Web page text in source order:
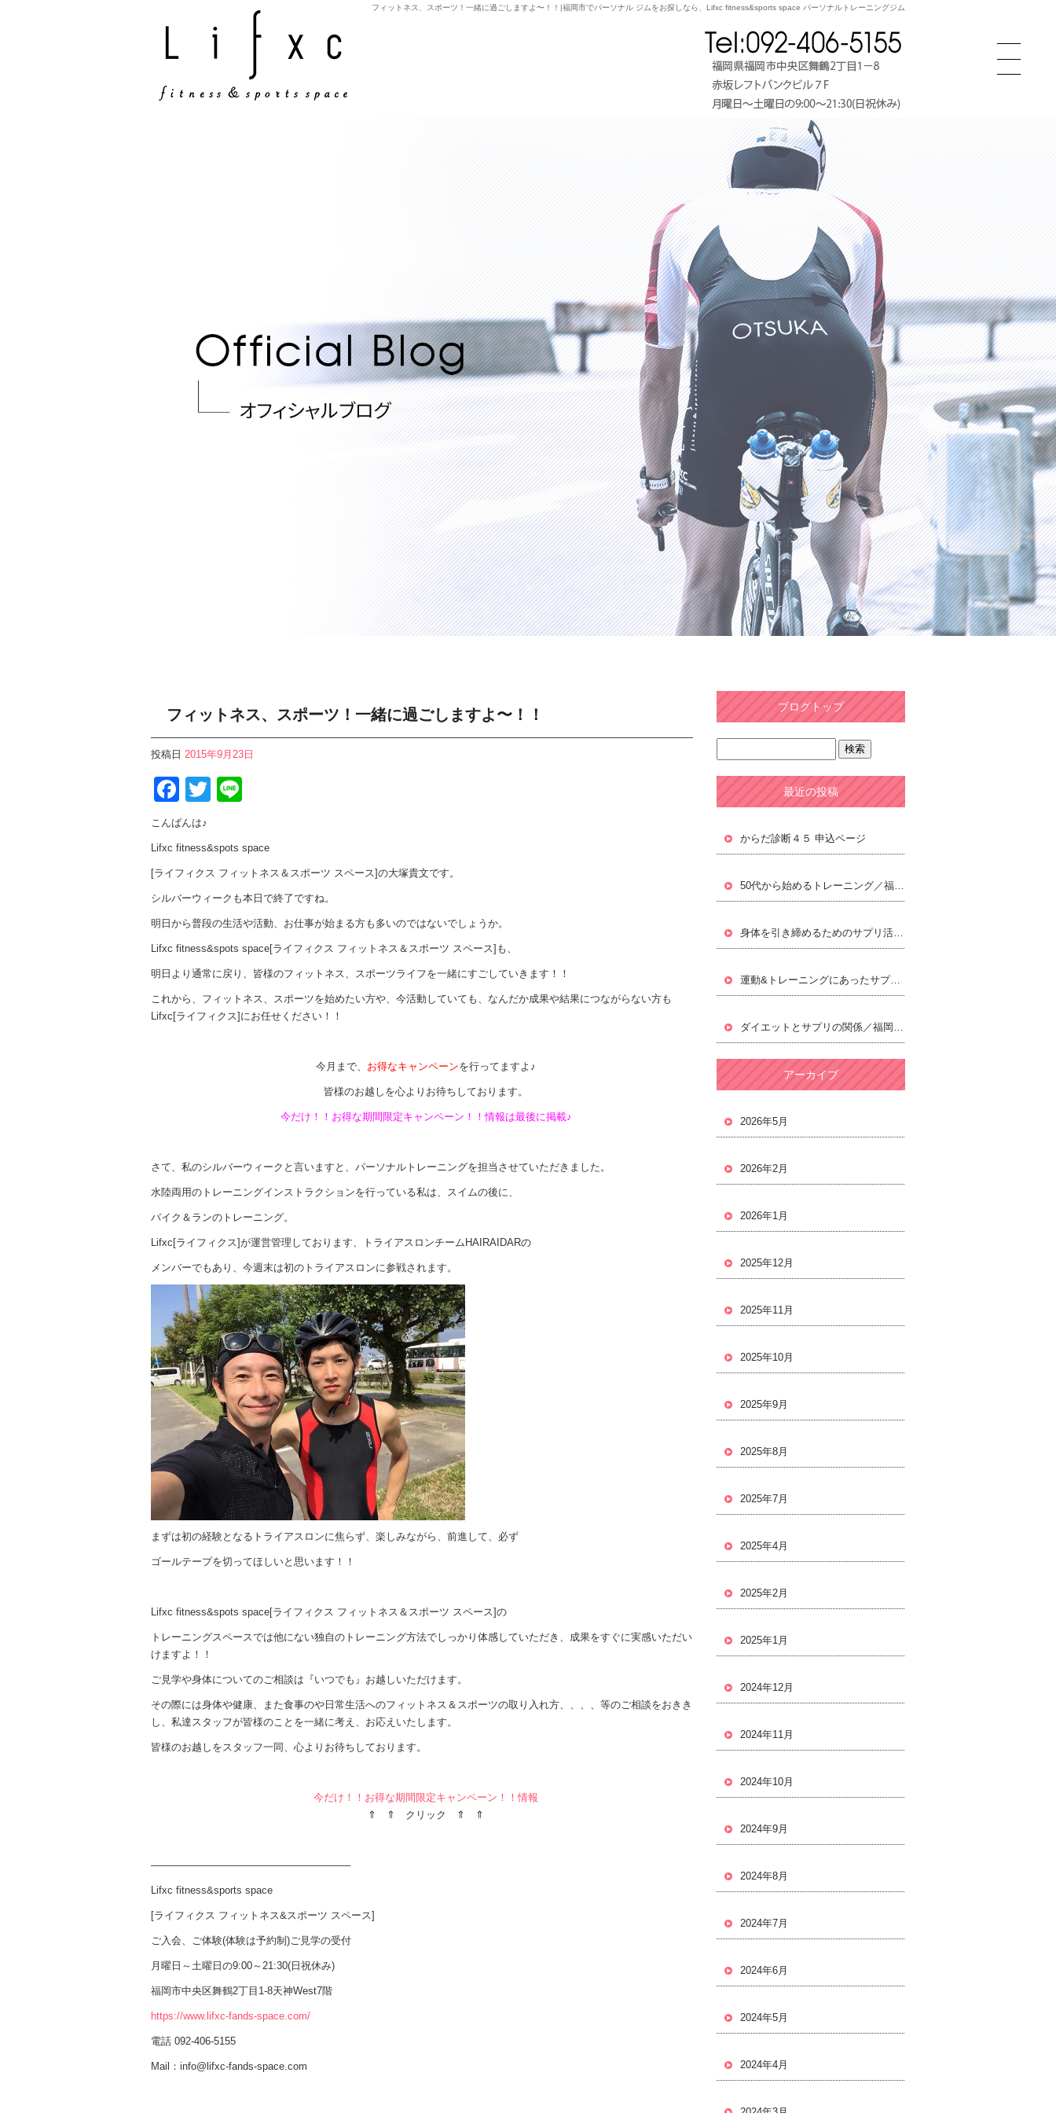
フィットネス、スポーツ！一緒に過ごしますよ〜！！|福岡市でパーソナル ジムをお探しなら、Lifxc fitness&sports space パーソナルトレーニングジム
フィットネス、スポーツ！一緒に過ごしますよ〜！！
投稿日 2015年9月23日
Facebook
Twitter
こんばんは♪
Lifxc fitness&spots space
[ライフィクス フィットネス＆スポーツ スペース]の大塚貴文です。
シルバーウィークも本日で終了ですね。
明日から普段の生活や活動、お仕事が始まる方も多いのではないでしょうか。
Lifxc fitness&spots space[ライフィクス フィットネス＆スポーツ スペース]も、
明日より通常に戻り、皆様のフィットネス、スポーツライフを一緒にすごしていきます！！
これから、フィットネス、スポーツを始めたい方や、今活動していても、なんだか成果や結果につながらない方も
Lifxc[ライフィクス]にお任せください！！
今月まで、 お得なキャンペーンを行ってますよ♪
皆様のお越しを心よりお待ちしております。
今だけ！！お得な期間限定キャンペーン！！情報は最後に掲載♪
さて、私のシルバーウィークと言いますと、パーソナルトレーニングを担当させていただきました。
水陸両用のトレーニングインストラクションを行っている私は、スイムの後に、
バイク＆ランのトレーニング。
Lifxc[ライフィクス]が運営管理しております、トライアスロンチームHAIRAIDARの
メンバーでもあり、今週末は初のトライアスロンに参戦されます。
まずは初の経験となるトライアスロンに焦らず、楽しみながら、前進して、必ず
ゴールテープを切ってほしいと思います！！
Lifxc fitness&spots space[ライフィクス フィットネス＆スポーツ スペース]の
トレーニングスペースでは他にない独自のトレーニング方法でしっかり体感していただき、成果をすぐに実感いただい
けますよ！！
ご見学や身体についてのご相談は『いつでも』お越しいただけます。
その際には身体や健康、また食事のや日常生活へのフィットネス＆スポーツの取り入れ方、、、、等のご相談をおきき
し、私達スタッフが皆様のことを一緒に考え、お応えいたします。
皆様のお越しをスタッフ一同、心よりお待ちしております。
今だけ！！お得な期間限定キャンペーン！！情報
⇑ ⇑ クリック ⇑ ⇑
———————————————————–
Lifxc fitness&sports space
[ライフィクス フィットネス&スポーツ スペース]
ご入会、ご体験(体験は予約制)ご見学の受付
月曜日～土曜日の9:00～21:30(日祝休み)
福岡市中央区舞鶴2丁目1-8天神West7階
https://www.lifxc-fands-space.com/
電話 092-406-5155
Mail：info@lifxc-fands-space.com
ブログトップ
最近の投稿
からだ診断４５ 申込ページ
50代から始めるトレーニング／福岡パーソナルトレーニングジムLifxc[ライフィクス]
身体を引き締めるためのサプリ活用／福岡パーソナルトレーニングジムLifxc[ライフィクス]
運動&トレーニングにあったサプリ／福岡パーソナルトレーニングジムLifxc[ライフィクス]
ダイエットとサプリの関係／福岡パーソナルトレーニングジムLifxc[ライフィクス]
アーカイブ
2026年5月
2026年2月
2026年1月
2025年12月
2025年11月
2025年10月
2025年9月
2025年8月
2025年7月
2025年4月
2025年2月
2025年1月
2024年12月
2024年11月
2024年10月
2024年9月
2024年8月
2024年7月
2024年6月
2024年5月
2024年4月